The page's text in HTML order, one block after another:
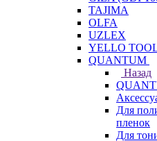
TAJIMA
OLFA
UZLEX
YELLO
QUANTUM
Назад
Для
пленок
Для